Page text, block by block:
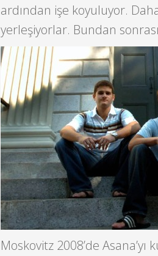
ardından işe koyuluyor.
yerleşiyorlar. Bundan
Moskovitz 2008’de